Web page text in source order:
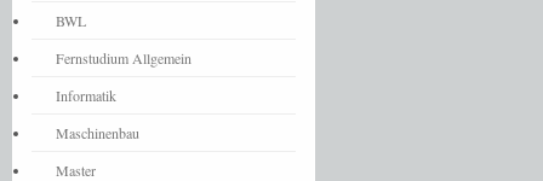
BWL
Fernstudium Allgemein
Informatik
Maschinenbau
Master